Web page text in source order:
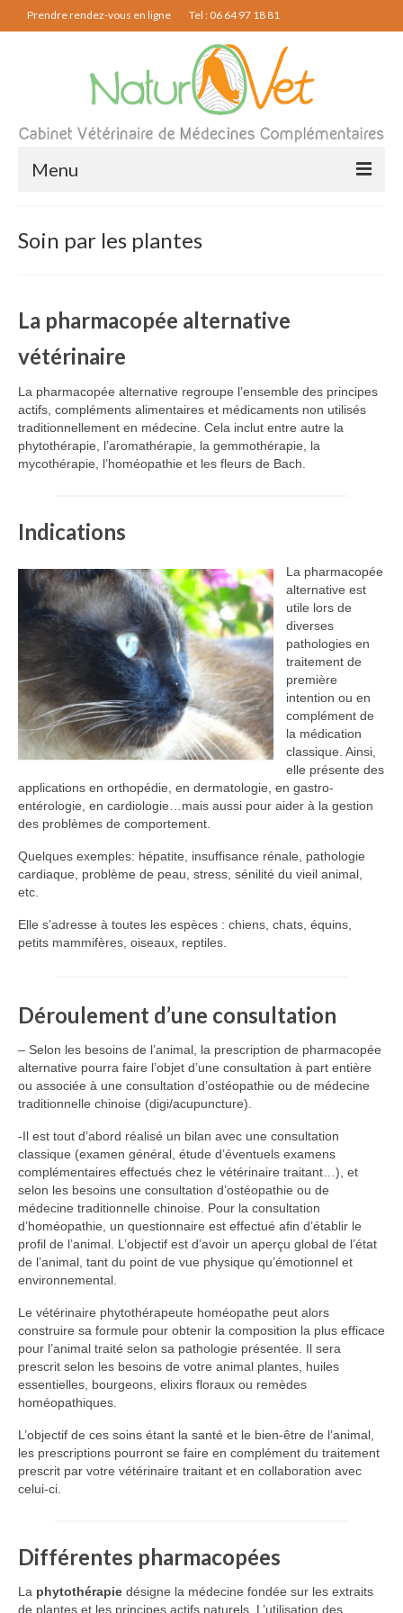
Prendre rendez-vous en ligne Tel : 06 64 97 18 81
Menu
Acupuncture
Physiothérapie
Le cabinet
Contact
Plan d’accès
Soin par les plantes
La pharmacopée alternative
vétérinaire
La pharmacopée alternative regroupe l’ensemble des principes
actifs, compléments alimentaires et médicaments non utilisés
traditionnellement en médecine. Cela inclut entre autre la
phytothérapie, l’aromathérapie, la gemmothérapie, la
mycothérapie, l’homéopathie et les fleurs de Bach.
Indications
La pharmacopée
alternative est
utile lors de
diverses
pathologies en
traitement de
première
intention ou en
complément de
la médication
classique. Ainsi,
elle présente des
applications en orthopédie, en dermatologie, en gastro-
entérologie, en cardiologie…mais aussi pour aider à la gestion
des problèmes de comportement.
Quelques exemples: hépatite, insuffisance rénale, pathologie
cardiaque, problème de peau, stress, sénilité du vieil animal,
etc.
Elle s’adresse à toutes les espèces : chiens, chats, équins,
petits mammifères, oiseaux, reptiles.
Déroulement d’une consultation
– Selon les besoins de l’animal, la prescription de pharmacopée
alternative pourra faire l’objet d’une consultation à part entière
ou associée à une consultation d’ostéopathie ou de médecine
traditionnelle chinoise (digi/acupuncture).
-Il est tout d’abord réalisé un bilan avec une consultation
classique (examen général, étude d’éventuels examens
complémentaires effectués chez le vétérinaire traitant…), et
selon les besoins une consultation d’ostéopathie ou de
médecine traditionnelle chinoise. Pour la consultation
d’homéopathie, un questionnaire est effectué afin d’établir le
profil de l’animal. L’objectif est d’avoir un aperçu global de l’état
de l’animal, tant du point de vue physique qu’émotionnel et
environnemental.
Le vétérinaire phytothérapeute homéopathe peut alors
construire sa formule pour obtenir la composition la plus efficace
pour l’animal traité selon sa pathologie présentée. Il sera
prescrit selon les besoins de votre animal plantes, huiles
essentielles, bourgeons, elixirs floraux ou remèdes
homéopathiques.
L’objectif de ces soins étant la santé et le bien-être de l’animal,
les prescriptions pourront se faire en complément du traitement
prescrit par votre vétérinaire traitant et en collaboration avec
celui-ci.
Différentes pharmacopées
La phytothérapie désigne la médecine fondée sur les extraits
de plantes et les principes actifs naturels. L’utilisation des